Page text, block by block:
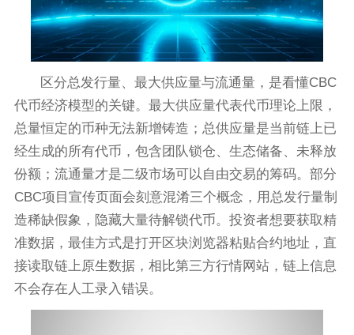
区分总发行量、最大供应量与流通量，是看懂CBC
代币经济模型的关键。最大供应量代表代币理论上限，
总量恒定的币种无法新增铸造；总供应量是当前链上已
经生成的所有代币，包含团队锁仓、生态储备、未释放
份额；流通量才是二级市场可以自由交易的筹码。部分
CBC项目宣传页面会刻意混淆三个概念，用总发行量制
造稀缺假象，隐藏大量待解锁代币。投资者想要获取精
准数据，最佳方式是打开区块浏览器粘贴合约地址，直
接读取链上原生数据，相比第三方行情网站，链上信息
不会存在人工录入错误。